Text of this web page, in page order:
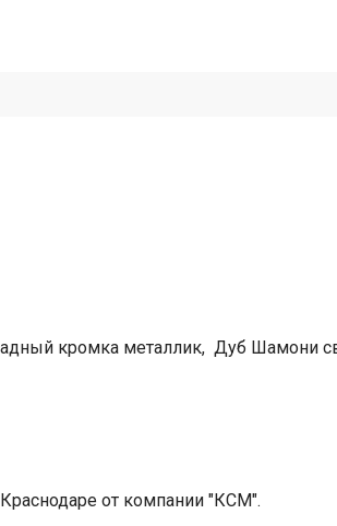
кромка металлик, Дуб Шамони
от компании "КСМ".